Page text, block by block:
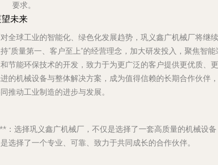
要求。
未来
全球工业的智能化、绿色化发展趋势，巩义鑫广机械厂将继续
“质量第一、客户至上”的经营理念，加大研发投入，聚焦智能
节能环保技术的开发，致力于为更广泛的客户提供更优质、更
的机械设备与整体解决方案，成为值得信赖的长期合作伙伴，
推动工业制造的进步与发展。
：选择巩义鑫广机械厂，不仅是选择了一套高质量的机械设
选择了一个专业、可靠、致力于共同成长的合作伙伴。